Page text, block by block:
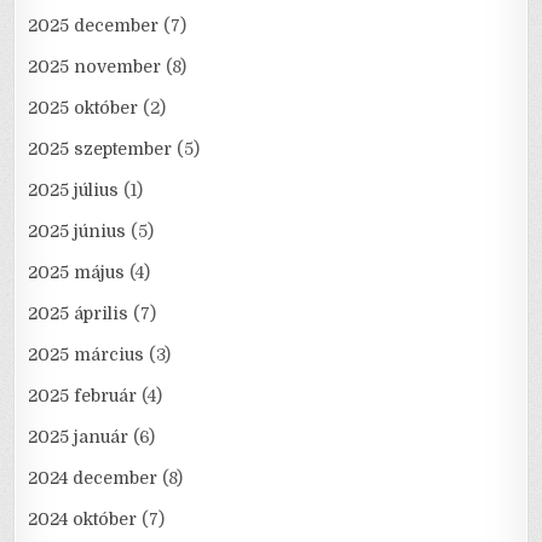
2025 december (7)
2025 november (8)
2025 október (2)
2025 szeptember (5)
2025 július (1)
2025 június (5)
2025 május (4)
2025 április (7)
2025 március (3)
2025 február (4)
2025 január (6)
2024 december (8)
2024 október (7)